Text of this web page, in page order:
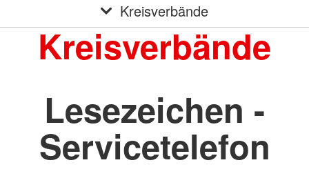
Kreisverbände
Kreisverbände
Lesezeichen -
Servicetelefon